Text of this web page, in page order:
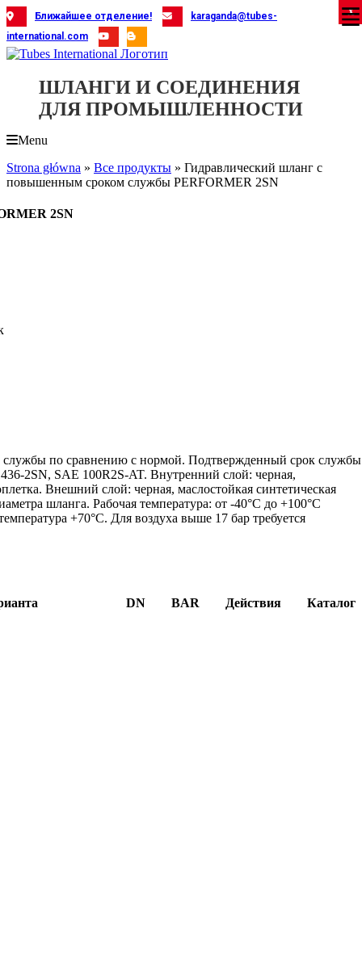
Skip
to
content
Ближайшее отделение!
karaganda@tubes-
international.com
ШЛАНГИ И СОЕДИНЕНИЯ
ДЛЯ ПРОМЫШЛЕННОСТИ
Menu
Strona główna » Все продукты » Гидравлический шланг с
повышенным сроком службы PERFORMER 2SN
2SN
службы по сравнению с нормой. Подтвержденный срок службы
2SN, SAE 100R2S-AT. Внутренний слой: черная,
Внешний слой: черная, маслостойкая синтетическая
шланга. Рабочая температура: от -40°C до +100°C
+70°C. Для воздуха выше 17 бар требуется
DN BAR Действия Каталог
X
X
X
X
X
X
X
X
X
X
X
X
X
X
X
X
X
X
X